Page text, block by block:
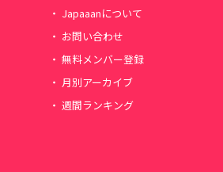
Japaaanについて
お問い合わせ
無料メンバー登録
月別アーカイブ
週間ランキング